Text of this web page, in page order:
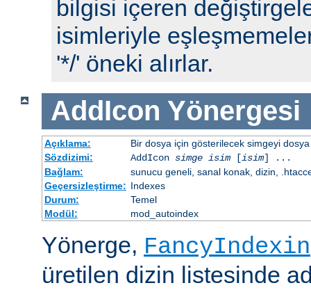
bilgisi içeren
isimleriyle
'*/' öneki alırlar.
AddIcon Yönergesi
Açıklama:
Bir dosya için gösterilecek simgeyi
Sözdizimi:
AddIcon simge isim[isim] ...
Bağlam:
sunucu geneli, sanal konak, dizin,
Geçersizleştirme: Indexes
Durum:
Temel
Modül:
mod_autoindex
Yönerge,
üretilen dizin listesinde